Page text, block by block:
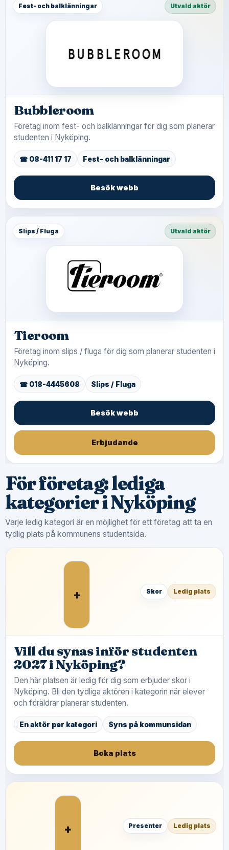
Fest- och balklänningar Utvald aktör
Bubbleroom
Företag inom fest- och balklänningar för dig som planerar
studenten i Nyköping.
☎ 08-411 17 17 Fest- och balklänningar
Besök webb
Slips / Fluga Utvald aktör
Tieroom
Företag inom slips / fluga för dig som planerar studenten i
Nyköping.
☎ 018-4445608 Slips / Fluga
Besök webb
Erbjudande
För företag: lediga
kategorier i Nyköping
Varje ledig kategori är en möjlighet för ett företag att ta en
tydlig plats på kommunens studentsida.
+ Skor Ledig plats
Vill du synas inför studenten
2027 i Nyköping?
Den här platsen är ledig för dig som erbjuder skor i
Nyköping. Bli den tydliga aktören i kategorin när elever
och föräldrar planerar studenten.
En aktör per kategori Syns på kommunsidan
Boka plats
+ Presenter Ledig plats